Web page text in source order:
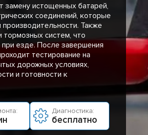
истощенных батарей,
соединений, которые
Также
тормозных систем, что
езде. После завершения
тестирование на
дорожных условиях,
и готовности к
Диагностика:
бесплатно